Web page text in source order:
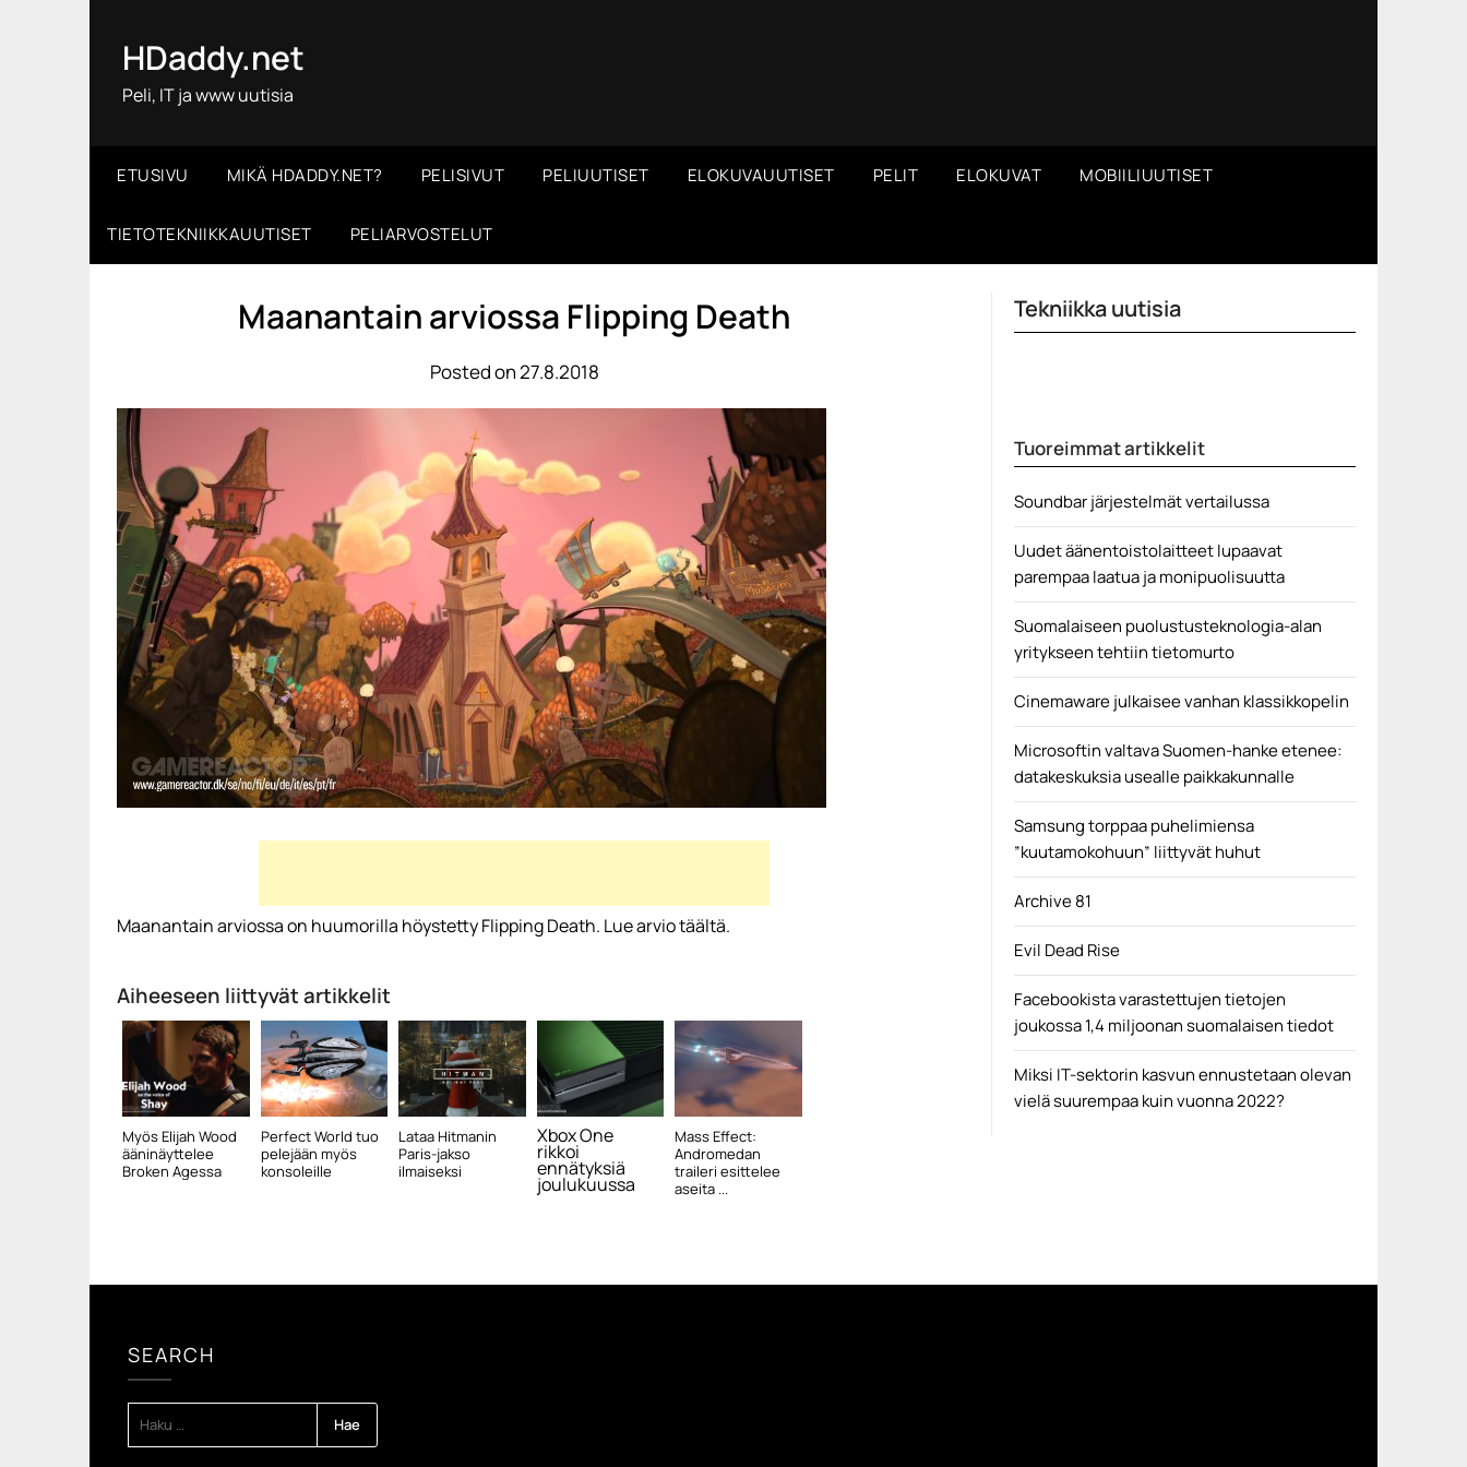
HDaddy.net
Peli, IT ja www uutisia
ETUSIVU MIKÄ HDADDY.NET? PELISIVUT PELIUUTISET ELOKUVAUUTISET PELIT ELOKUVAT MOBIILIUUTISET
TIETOTEKNIIKKAUUTISET PELIARVOSTELUT
Maanantain arviossa Flipping Death
Posted on 27.8.2018
Maanantain arviossa on huumorilla höystetty Flipping Death. Lue arvio täältä.
Aiheeseen liittyvät artikkelit
Myös Elijah Wood
ääninäyttelee
Broken Agessa
Perfect World tuo
pelejään myös
konsoleille
Lataa Hitmanin
Paris-jakso
ilmaiseksi
Xbox One
rikkoi
ennätyksiä
joulukuussa
Mass Effect:
Andromedan
traileri esittelee
aseita ...
Tekniikka uutisia
Tuoreimmat artikkelit
Soundbar järjestelmät vertailussa
Uudet äänentoistolaitteet lupaavat
parempaa laatua ja monipuolisuutta
Suomalaiseen puolustusteknologia-alan
yritykseen tehtiin tietomurto
Cinemaware julkaisee vanhan klassikkopelin
Microsoftin valtava Suomen-hanke etenee:
datakeskuksia usealle paikkakunnalle
Samsung torppaa puhelimiensa
”kuutamokohuun” liittyvät huhut
Archive 81
Evil Dead Rise
Facebookista varastettujen tietojen
joukossa 1,4 miljoonan suomalaisen tiedot
Miksi IT-sektorin kasvun ennustetaan olevan
vielä suurempaa kuin vuonna 2022?
SEARCH